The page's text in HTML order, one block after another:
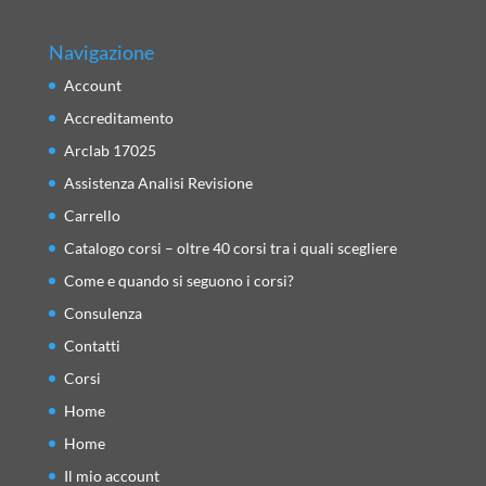
Navigazione
Account
Accreditamento
Arclab 17025
Assistenza Analisi Revisione
Carrello
Catalogo corsi – oltre 40 corsi tra i quali scegliere
Come e quando si seguono i corsi?
Consulenza
Contatti
Corsi
Home
Home
Il mio account